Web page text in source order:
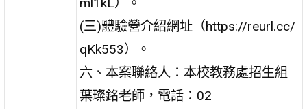
(三)體驗營介紹網址（https://reurl.cc/
qKk553）。
六、本案聯絡人：本校教務處招生組
葉璨銘老師，電話：02